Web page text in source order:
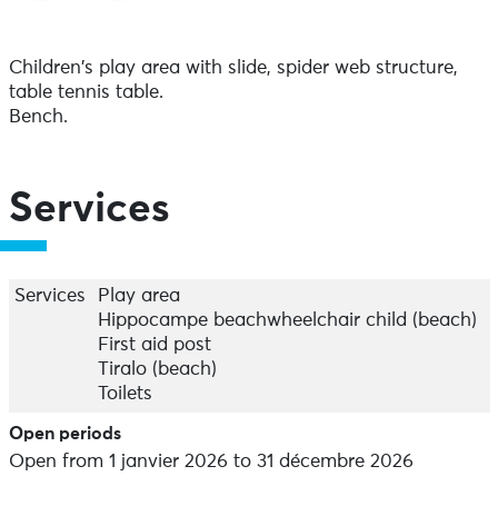
Children's play area with slide, spider web structure,
table tennis table.
Bench.
Services
Services
Play area
Hippocampe beachwheelchair child (beach)
First aid post
Tiralo (beach)
Toilets
Open periods
Open from 1 janvier 2026 to 31 décembre 2026